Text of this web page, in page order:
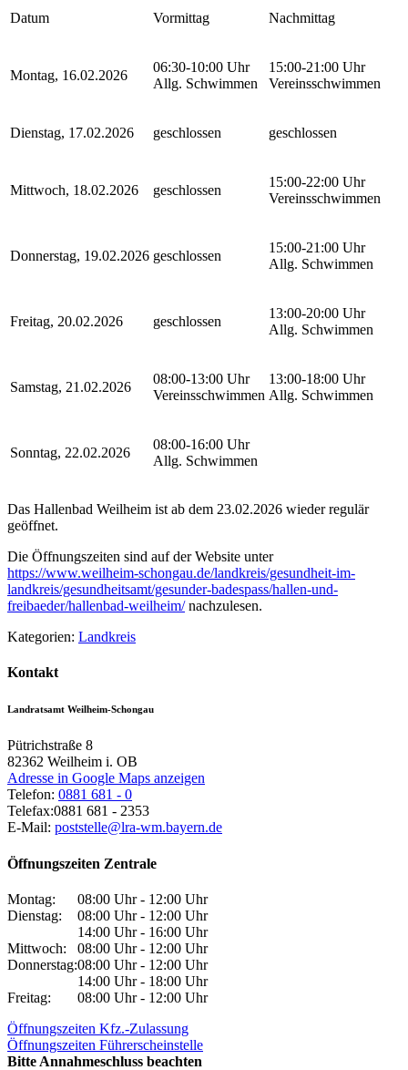
Datum Vormittag Nachmittag
Montag, 16.02.2026
06:30-10:00 Uhr
Allg. Schwimmen
15:00-21:00 Uhr
Vereinsschwimmen
Dienstag, 17.02.2026 geschlossen geschlossen
Mittwoch, 18.02.2026 geschlossen
15:00-22:00 Uhr
Vereinsschwimmen
Donnerstag, 19.02.2026 geschlossen
15:00-21:00 Uhr
Allg. Schwimmen
Freitag, 20.02.2026 geschlossen
13:00-20:00 Uhr
Allg. Schwimmen
Samstag, 21.02.2026
08:00-13:00 Uhr
Vereinsschwimmen
13:00-18:00 Uhr
Allg. Schwimmen
Sonntag, 22.02.2026
08:00-16:00 Uhr
Allg. Schwimmen
Das Hallenbad Weilheim ist ab dem 23.02.2026 wieder regulär
geöffnet.
Die Öffnungszeiten sind auf der Website unter
https://www.weilheim-schongau.de/landkreis/gesundheit-im-
landkreis/gesundheitsamt/gesunder-badespass/hallen-und-
freibaeder/hallenbad-weilheim/nachzulesen.
Kategorien: Landkreis
Kontakt
Landratsamt Weilheim-Schongau
Pütrichstraße 8
82362 Weilheim i. OB
Adresse in Google Maps anzeigen
Telefon: 0881 681 - 0
Telefax:0881 681 - 2353
E-Mail: poststelle@lra-wm.bayern.de
Öffnungszeiten Zentrale
Montag:
08:00 Uhr - 12:00 Uhr
Dienstag:
08:00 Uhr - 12:00 Uhr
14:00 Uhr - 16:00 Uhr
Mittwoch:
08:00 Uhr - 12:00 Uhr
Donnerstag:08:00 Uhr - 12:00 Uhr
14:00 Uhr - 18:00 Uhr
Freitag:
08:00 Uhr - 12:00 Uhr
Öffnungszeiten Kfz.-Zulassung
Öffnungszeiten Führerscheinstelle
Bitte Annahmeschluss beachten